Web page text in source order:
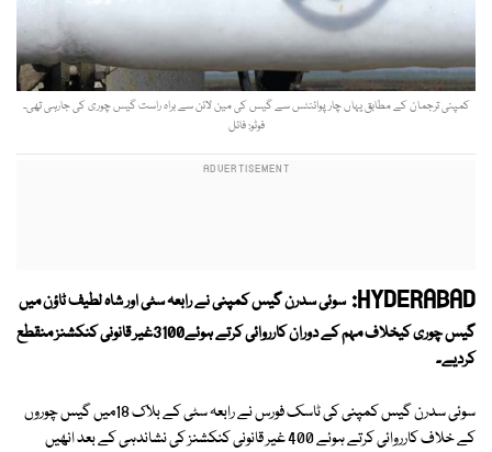
کمپنی ترجمان کے مطابق یہاں چار پوائنٹس سے گیس کی مین لائن سے براہ راست گیس چوری کی جارہی تھی۔
فوٹو: فائل
HYDERABAD: سوئی سدرن گیس کمپنی نے رابعہ سٹی اور شاہ لطیف ٹاؤن میں
گیس چوری کیخلاف مہم کے دوران کارروائی کرتے ہوئے3100غیر قانونی کنکشنز منقطع
کردیے۔
سوئی سدرن گیس کمپنی کی ٹاسک فورس نے رابعہ سٹی کے بلاک 18میں گیس چوروں
کے خلاف کارروائی کرتے ہوئے 400 غیر قانونی کنکشنز کی نشاندہی کے بعد انھیں